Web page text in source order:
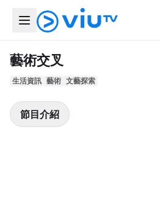
藝術交叉
生活資訊 藝術 文藝探索
節目介紹